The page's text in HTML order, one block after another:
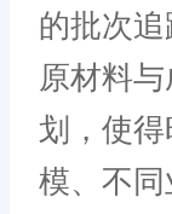
的批次
原材料
划，使
模、不